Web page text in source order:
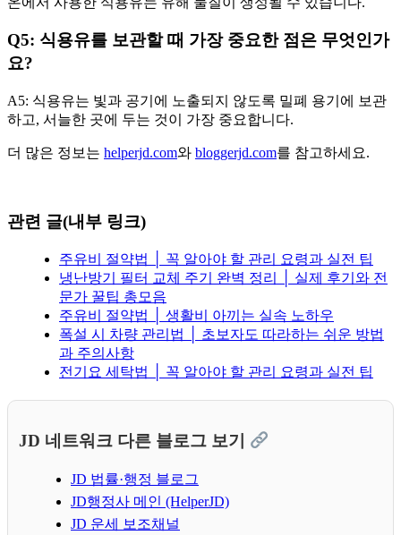
Q5: 식용유를 보관할 때 가장 중요한 점은 무엇인가
요?
A5: 식용유는 빛과 공기에 노출되지 않도록 밀폐 용기에 보관
하고, 서늘한 곳에 두는 것이 가장 중요합니다.
더 많은 정보는 helperjd.com와 bloggerjd.com를 참고하세요.
관련 글(내부 링크)
주유비 절약법 │ 꼭 알아야 할 관리 요령과 실전 팁
냉난방기 필터 교체 주기 완벽 정리 │ 실제 후기와 전
문가 꿀팁 총모음
주유비 절약법 │ 생활비 아끼는 실속 노하우
폭설 시 차량 관리법 │ 초보자도 따라하는 쉬운 방법
과 주의사항
전기요 세탁법 │ 꼭 알아야 할 관리 요령과 실전 팁
JD 네트워크 다른 블로그 보기
JD 법률·행정 블로그
JD행정사 메인 (HelperJD)
JD 운세 보조채널